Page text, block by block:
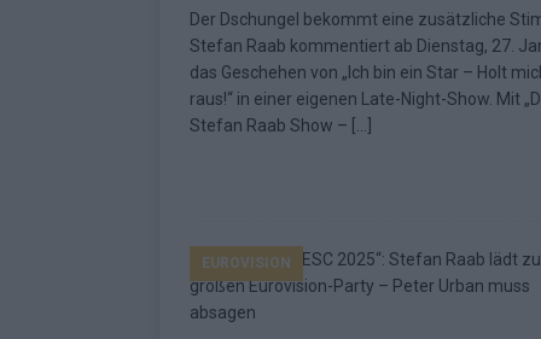
Der Dschungel bekommt eine zusätzliche
Stefan Raab kommentiert ab Dienstag, 27.
das Geschehen von „Ich bin ein Star – Holt
raus!“ in einer eigenen Late-Night-Show. Mit
Stefan Raab Show –
EUROVISION